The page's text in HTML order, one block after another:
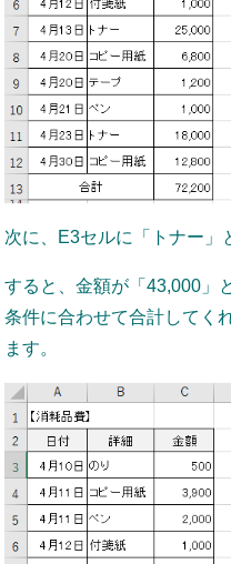
次に、E3セルに「トナー」
すると、金額が「43,000」
条件に合わせて合計してく
ます。